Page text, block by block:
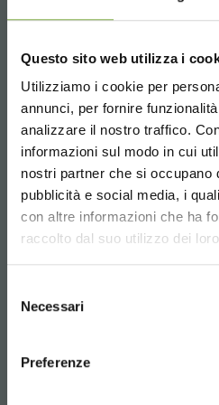
Questo sito web utilizza i
Utilizziamo i cookie per
annunci, per fornire
analizzare il nostro traffico.
informazioni sul modo in cui
nostri partner che si occupano
pubblicità e social media, i
con altre informazioni che ha
raccolto dal suo utilizzo dei
delNecessari
Preferenze
Kontaminationsrisiko für die
Warum wird seine
empfohlen?
Wir empfehlen die
Verkaufstischen ausgestellten
reduzieren.
Choose the country
language for a better
TAUCHE EIN
Ein kleines
5 % Rabattauf deine
2 % Rabatt immerauf
zukünftigen Einkäufe *
von 15.000 €
der Registrierung die
Melden Sie